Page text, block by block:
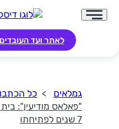
לאתר ועד העובדים
גמלאים כל
"פאלאס מודיעין":
7 שנים לפתיחתו